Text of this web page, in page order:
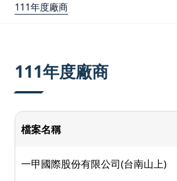
111年度廠商
111年度廠商
檔案名稱
一甲國際股份有限公司(台南山上)